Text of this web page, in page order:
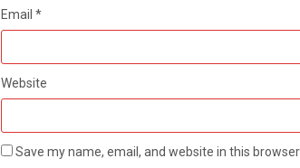
Email *
Website
Save my name, email, and website in this